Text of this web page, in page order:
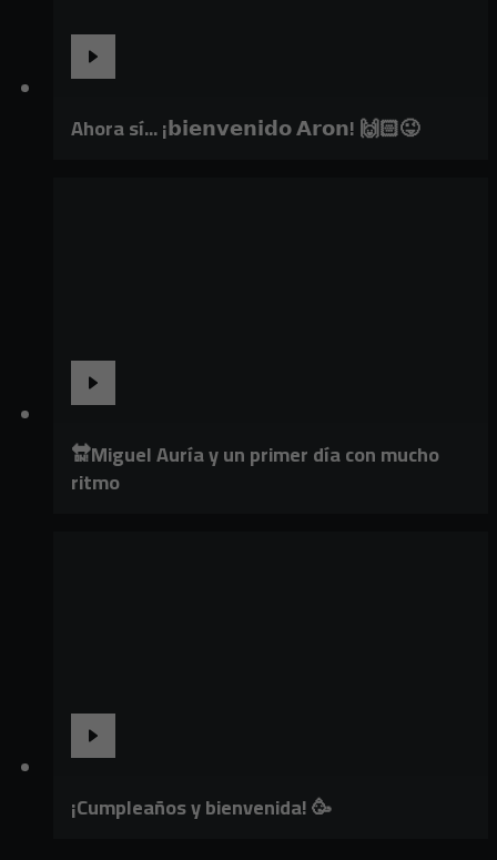
Ahora sí... ¡𝗯𝗶𝗲𝗻𝘃𝗲𝗻𝗶𝗱𝗼 𝗔𝗿𝗼𝗻! 🙌🏻😜
🔛Miguel Auría y un primer día con mucho
ritmo
¡Cumpleaños y bienvenida! 🥳